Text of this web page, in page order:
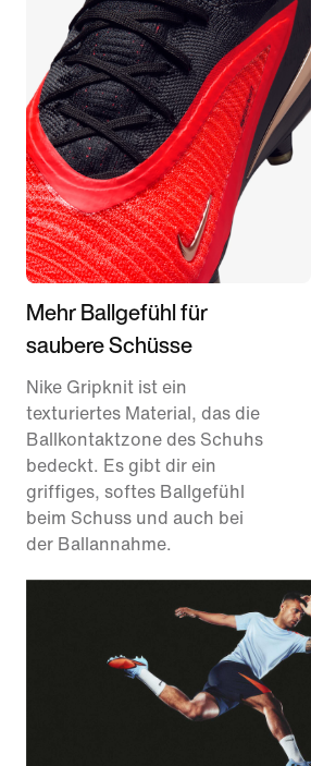
Mehr Ballgefühl für
saubere Schüsse
Nike Gripknit ist ein
texturiertes Material, das die
Ballkontaktzone des Schuhs
bedeckt. Es gibt dir ein
griffiges, softes Ballgefühl
beim Schuss und auch bei
der Ballannahme.